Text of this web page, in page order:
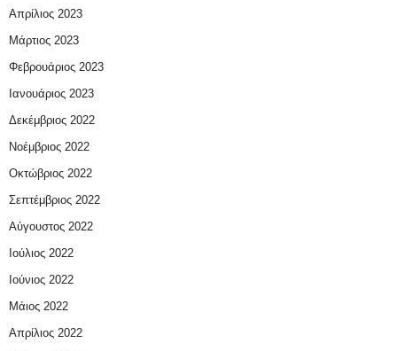
Απρίλιος 2023
Μάρτιος 2023
Φεβρουάριος 2023
Ιανουάριος 2023
Δεκέμβριος 2022
Νοέμβριος 2022
Οκτώβριος 2022
Σεπτέμβριος 2022
Αύγουστος 2022
Ιούλιος 2022
Ιούνιος 2022
Μάιος 2022
Απρίλιος 2022